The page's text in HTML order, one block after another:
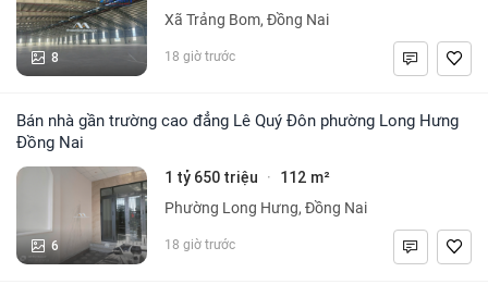
8
Xã Trảng Bom, Đồng Nai
18 giờ trước
Bán nhà gần trường cao đẳng Lê Quý Đôn phường Long Hưng
Đồng Nai
6
1 tỷ 650 triệu · 112 m²
Phường Long Hưng, Đồng Nai
18 giờ trước